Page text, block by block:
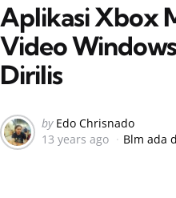
Aplikasi Xbox
Video
Dirilis
Posted
by
by Edo Chrisnado
13 years ago
Blm ada